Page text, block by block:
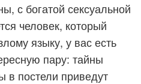
с богатой сексуальной
человек, который
языку, у вас есть
пару: тайны
в постели приведут